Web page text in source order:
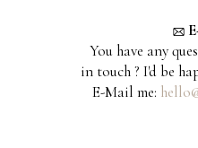
You have any
in touch ? I'd be
E-Mail me: